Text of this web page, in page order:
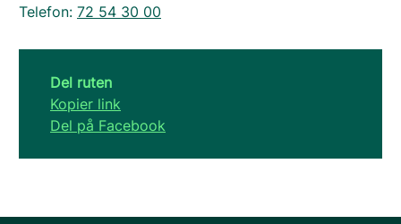
Telefon: 72 54 30 00
Del ruten
Kopier link
Del på Facebook